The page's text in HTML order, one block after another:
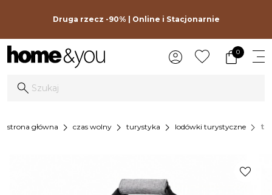
Druga rzecz -90% | Online i Stacjonarnie
0
strona główna chevron_right czas wolny chevron_right turystyka chevron_right lodówki turystyczne chevron_right
favorite